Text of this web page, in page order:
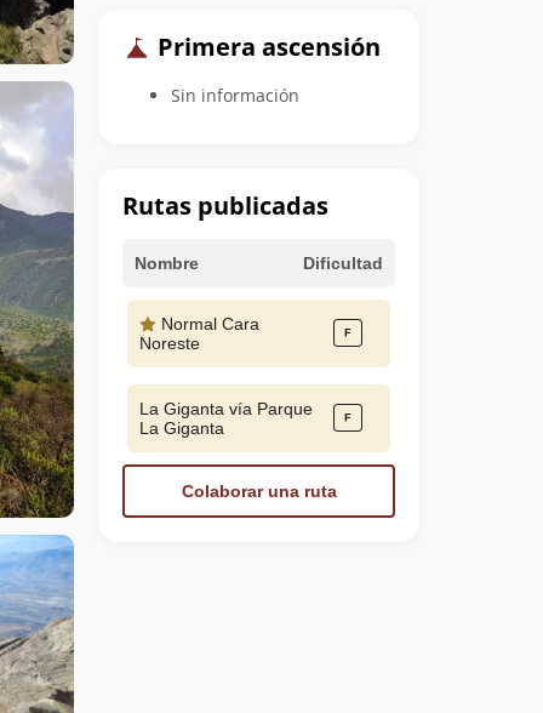
Primera ascensión
Sin información
Rutas publicadas
Nombre Dificultad
Normal Cara
Noreste
La Giganta vía Parque
La Giganta
Colaborar una ruta